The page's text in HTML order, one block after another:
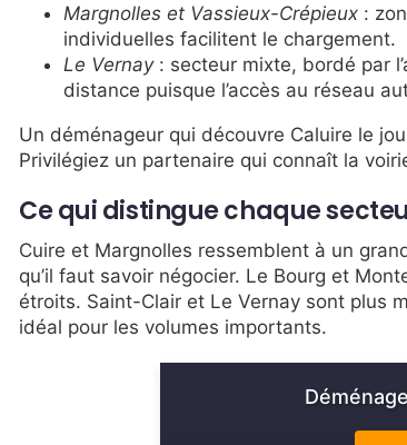
Margnolles et Vassieux-Crépieux :
individuelles facilitent le chargement.
Le Vernay: secteur mixte, bordé par
distance puisque l’accès au réseau
Un déménageur qui découvre Caluire le
Privilégiez un partenaire qui connaît la
Ce qui distingue chaque
Cuire et Margnolles ressemblent à un
qu’il faut savoir négocier. Le Bourg et
étroits. Saint-Clair et Le Vernay sont plus
idéal pour les volumes importants.